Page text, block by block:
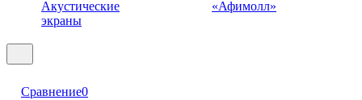
Акустические
экраны
«Афимолл»
Сравнение0